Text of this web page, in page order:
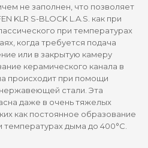
не заполнен, что позволяет
KLR S-BLOCK L.A.S. как при
при температурах
когда требуется подача
или в закрытую камеру
керамического канала в
происходит при помощи
стали. Эта
даже в очень тяжелых
как постоянное образование
температурах дыма до 400°С.